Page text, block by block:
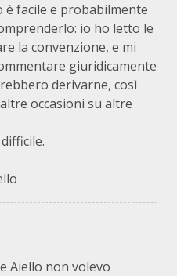
è facile e probabilmente
io ho letto le
la convenzione, e mi
giuridicamente
derivarne, così
occasioni su altre
Aiello non volevo